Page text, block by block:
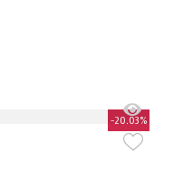
-20.03%